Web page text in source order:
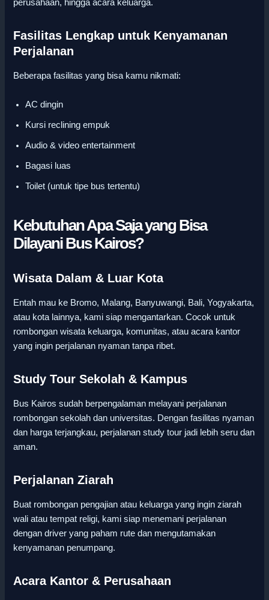
perusahaan, hingga acara keluarga.
Fasilitas Lengkap untuk Kenyamanan
Perjalanan
Beberapa fasilitas yang bisa kamu nikmati:
AC dingin
Kursi reclining empuk
Audio & video entertainment
Bagasi luas
Toilet (untuk tipe bus tertentu)
Kebutuhan Apa Saja yang Bisa
Dilayani Bus Kairos?
Wisata Dalam & Luar Kota
Entah mau ke Bromo, Malang, Banyuwangi, Bali, Yogyakarta,
atau kota lainnya, kami siap mengantarkan. Cocok untuk
rombongan wisata keluarga, komunitas, atau acara kantor
yang ingin perjalanan nyaman tanpa ribet.
Study Tour Sekolah & Kampus
Bus Kairos sudah berpengalaman melayani perjalanan
rombongan sekolah dan universitas. Dengan fasilitas nyaman
dan harga terjangkau, perjalanan study tour jadi lebih seru dan
aman.
Perjalanan Ziarah
Buat rombongan pengajian atau keluarga yang ingin ziarah
wali atau tempat religi, kami siap menemani perjalanan
dengan driver yang paham rute dan mengutamakan
kenyamanan penumpang.
Acara Kantor & Perusahaan